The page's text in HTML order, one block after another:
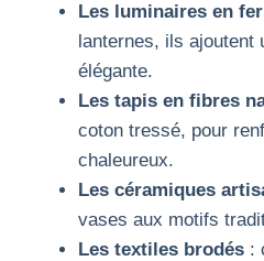
Les luminaires en
lanternes, ils ajoutent
élégante.
Les tapis en fibres
coton tressé, pour
chaleureux.
Les céramiques
vases aux motifs
Les textiles brodés :